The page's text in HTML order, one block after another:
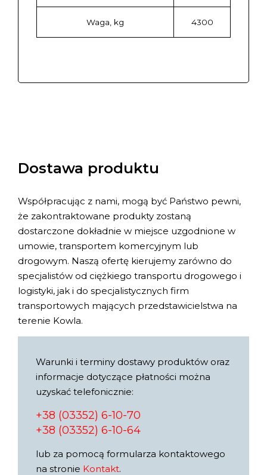
Waga, kg 4300
Dostawa produktu
Współpracując z nami, mogą być Państwo pewni,
że zakontraktowane produkty zostaną
dostarczone dokładnie w miejsce uzgodnione w
umowie, transportem komercyjnym lub
drogowym. Naszą ofertę kierujemy zarówno do
specjalistów od ciężkiego transportu drogowego i
logistyki, jak i do specjalistycznych firm
transportowych mających przedstawicielstwa na
terenie Kowla.
Warunki i terminy dostawy produktów oraz
informacje dotyczące płatności można
uzyskać telefonicznie:
+38 (03352) 6-10-70
+38 (03352) 6-10-64
lub za pomocą formularza kontaktowego
na stronie Kontakt.